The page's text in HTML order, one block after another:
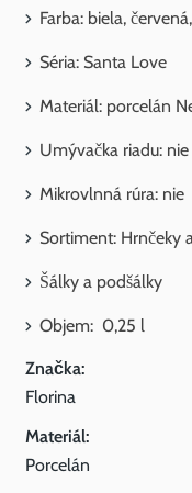
Farba: biela,
Séria: Santa Love
Materiál: porcelán
Umývačka riadu: nie
Mikrovlnná rúra: nie
Sortiment: Hrnčeky
Šálky a podšálky
Objem: 0,25 l
Značka:
Florina
Materiál:
Porcelán